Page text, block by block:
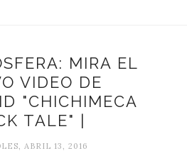
MIRA EL
VIDEO DE
"CHICHIMECA
TALE" |
ABRIL 13, 2016